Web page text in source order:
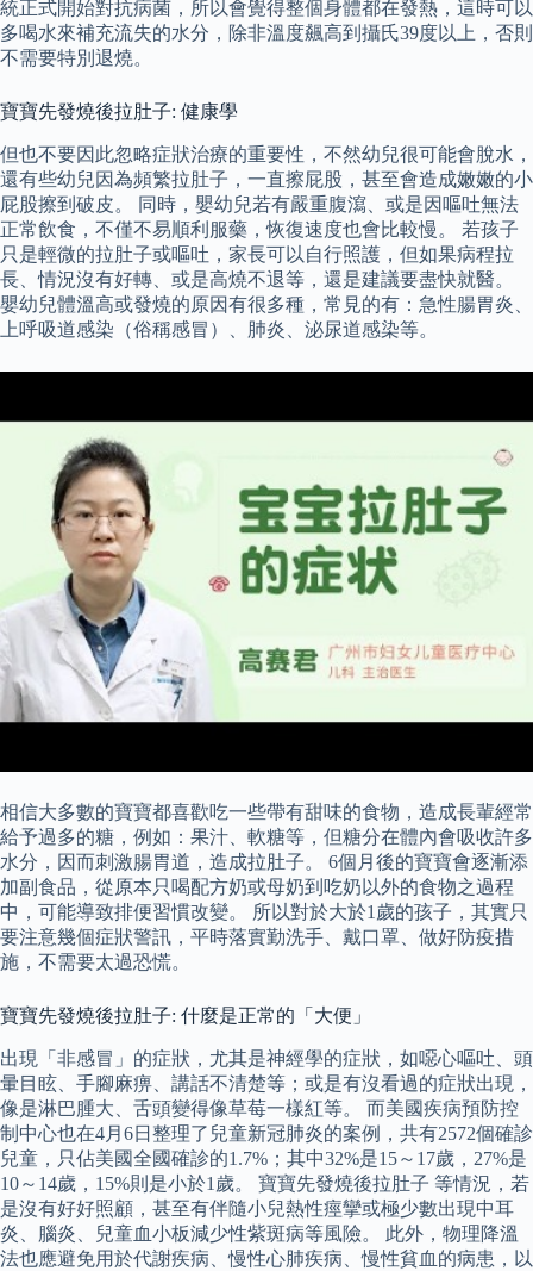
統正式開始對抗病菌，所以會覺得整個身體都在發熱，這時可以
多喝水來補充流失的水分，除非溫度飆高到攝氏39度以上，否則
不需要特別退燒。
寶寶先發燒後拉肚子: 健康學
但也不要因此忽略症狀治療的重要性，不然幼兒很可能會脫水，
還有些幼兒因為頻繁拉肚子，一直擦屁股，甚至會造成嫩嫩的小
屁股擦到破皮。 同時，嬰幼兒若有嚴重腹瀉、或是因嘔吐無法
正常飲食，不僅不易順利服藥，恢復速度也會比較慢。 若孩子
只是輕微的拉肚子或嘔吐，家長可以自行照護，但如果病程拉
長、情況沒有好轉、或是高燒不退等，還是建議要盡快就醫。
嬰幼兒體溫高或發燒的原因有很多種，常見的有：急性腸胃炎、
上呼吸道感染（俗稱感冒）、肺炎、泌尿道感染等。
相信大多數的寶寶都喜歡吃一些帶有甜味的食物，造成長輩經常
給予過多的糖，例如：果汁、軟糖等，但糖分在體內會吸收許多
水分，因而刺激腸胃道，造成拉肚子。 6個月後的寶寶會逐漸添
加副食品，從原本只喝配方奶或母奶到吃奶以外的食物之過程
中，可能導致排便習慣改變。 所以對於大於1歲的孩子，其實只
要注意幾個症狀警訊，平時落實勤洗手、戴口罩、做好防疫措
施，不需要太過恐慌。
寶寶先發燒後拉肚子: 什麼是正常的「大便」
出現「非感冒」的症狀，尤其是神經學的症狀，如噁心嘔吐、頭
暈目眩、手腳麻痹、講話不清楚等；或是有沒看過的症狀出現，
像是淋巴腫大、舌頭變得像草莓一樣紅等。 而美國疾病預防控
制中心也在4月6日整理了兒童新冠肺炎的案例，共有2572個確診
兒童，只佔美國全國確診的1.7%；其中32%是15～17歲，27%是
10～14歲，15%則是小於1歲。 寶寶先發燒後拉肚子 等情況，若
是沒有好好照顧，甚至有伴隨小兒熱性痙攣或極少數出現中耳
炎、腦炎、兒童血小板減少性紫斑病等風險。 此外，物理降溫
法也應避免用於代謝疾病、慢性心肺疾病、慢性貧血的病患，以